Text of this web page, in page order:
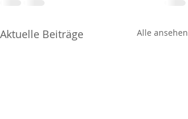
Aktuelle Beiträge Alle ansehen